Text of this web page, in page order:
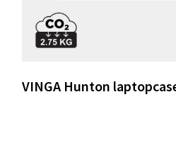
VINGA Hunton